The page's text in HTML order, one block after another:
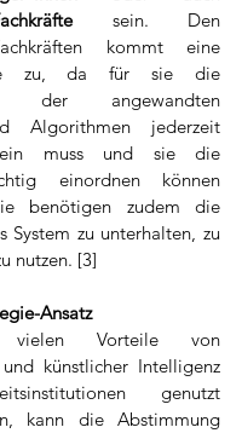
sein. Den
kommt eine
zu, da für sie die
der angewandten
Algorithmen jederzeit
muss und sie die
einordnen können
benötigen zudem die
System zu unterhalten, zu
nutzen. [3]
Ansatz
Vorteile von
und künstlicher Intelligenz
genutzt
kann die Abstimmung